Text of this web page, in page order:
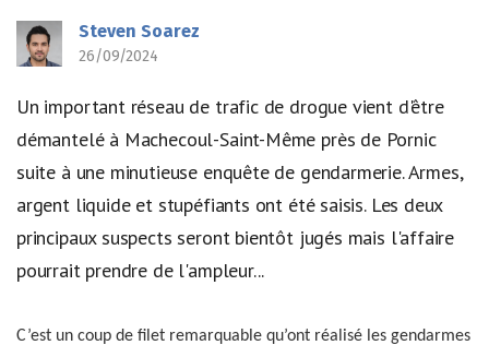
Steven Soarez
26/09/2024
Un important réseau de trafic de drogue vient d'être
démantelé à Machecoul-Saint-Même près de Pornic
suite à une minutieuse enquête de gendarmerie. Armes,
argent liquide et stupéfiants ont été saisis. Les deux
principaux suspects seront bientôt jugés mais l'affaire
pourrait prendre de l'ampleur...
C’est un coup de filet remarquable qu’ont réalisé les gendarmes